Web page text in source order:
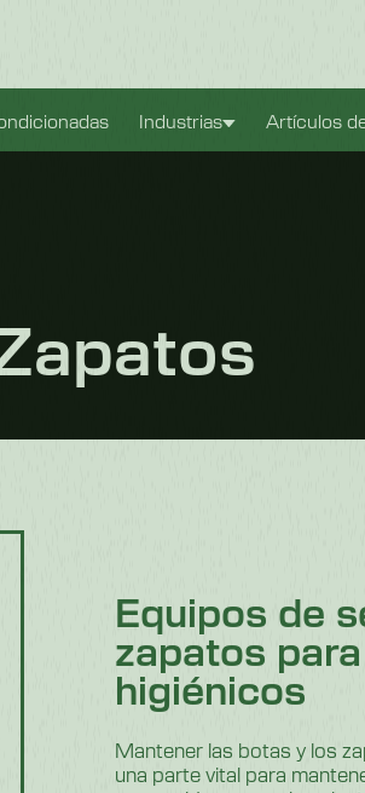
Industrias Artículos
Equipos de
zapatos
higiénicos
Mantener las botas y los
una parte vital para